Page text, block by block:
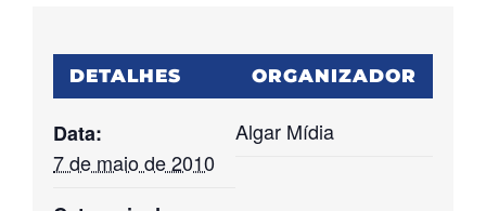
DETALHES
Data:
7 de maio de 2010
ORGANIZADOR
Algar Mídia